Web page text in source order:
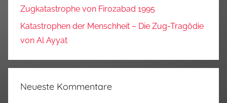
Zugkatastrophe von Firozabad 1995
Katastrophen der Menschheit – Die Zug-Tragödie
von Al Ayyat
Neueste Kommentare